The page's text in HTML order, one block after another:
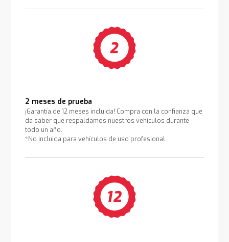
2 meses de prueba
¡Garantía de 12 meses incluida! Compra con la confianza que
da saber que respaldamos nuestros vehículos durante
todo un año.
*No incluida para vehículos de uso profesional